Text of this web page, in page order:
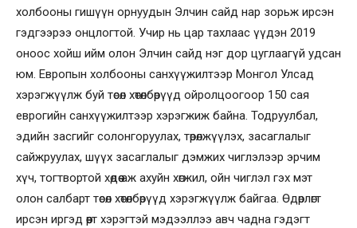
холбооны гишүүн орнуудын Элчин сайд нар зорьж ирсэн
гэдгээрээ онцлогтой. Учир нь цар тахлаас үүдэн 2019
оноос хойш ийм олон Элчин сайд нэг дор цуглаагүй удсан
юм. Европын холбооны санхүүжилтээр Монгол Улсад
хэрэгжүүлж буй төсөл хөтөлбөрүүд ойролцоогоор 150 сая
еврогийн санхүүжилтээр хэрэгжиж байна. Тодруулбал,
эдийн засгийг солонгоруулах, төрөлжүүлэх, засаглалыг
сайжруулах, шүүх засаглалыг дэмжих чиглэлээр эрчим
хүч, тогтвортой хөдөө аж ахуйн хөгжил, ойн чиглэл гэх мэт
олон салбарт төсөл хөтөлбөрүүд хэрэгжүүлж байгаа. Өдөрлөгт
ирсэн иргэд өөрт хэрэгтэй мэдээллээ авч чадна гэдэгт